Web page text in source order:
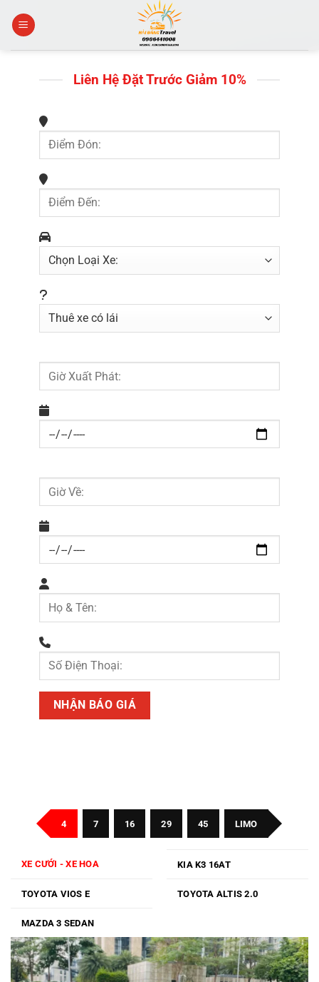
Liên Hệ Đặt Trước Giảm 10%
4 7 16 29 45 LIMO
XE CƯỚI - XE HOA KIA K3 16AT
TOYOTA VIOS E TOYOTA ALTIS 2.0
MAZDA 3 SEDAN